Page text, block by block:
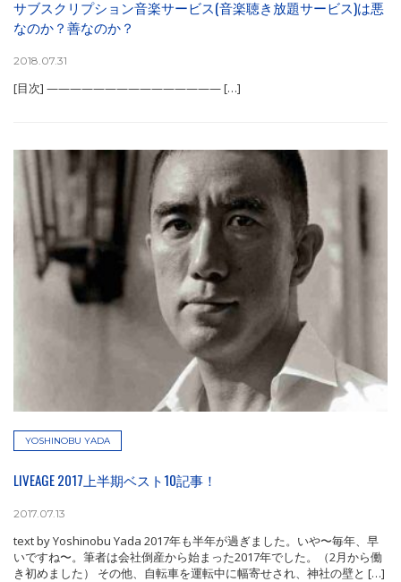
サブスクリプション音楽サービス(音楽聴き放題サービス)は悪
なのか？善なのか？
2018.07.31
[目次] ——————————————— […]
YOSHINOBU YADA
LIVEAGE 2017上半期ベスト10記事！
2017.07.13
text by Yoshinobu Yada 2017年も半年が過ぎました。いや〜毎年、早
いですね〜。筆者は会社倒産から始まった2017年でした。（2月から働
き初めました） その他、自転車を運転中に幅寄せされ、神社の壁と […]